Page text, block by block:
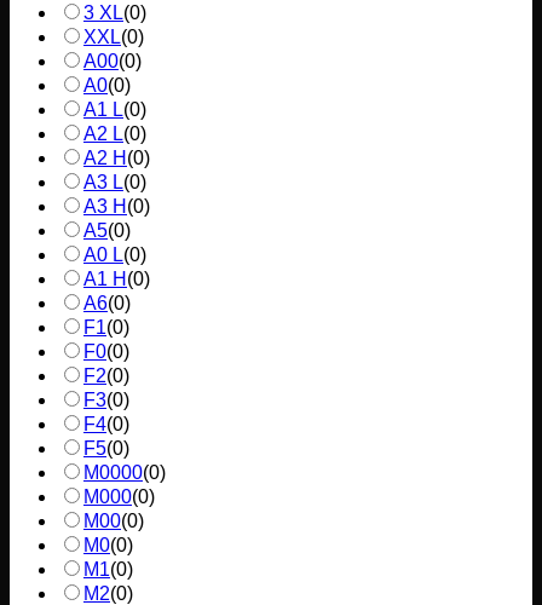
3 XL(0)
XXL(0)
A00(0)
A0(0)
A1 L(0)
A2 L(0)
A2 H (0)
A3 L(0)
A3 H (0)
A5(0)
A0 L(0)
A1 H (0)
A6(0)
F1(0)
F0(0)
F2(0)
F3(0)
F4(0)
F5(0)
M0000(0)
M000(0)
M00(0)
M0(0)
M1(0)
M2(0)